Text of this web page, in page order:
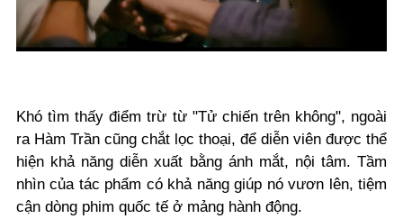
Khó tìm thấy điểm trừ từ "Tử chiến trên không", ngoài
ra Hàm Trần cũng chắt lọc thoại, để diễn viên được thể
hiện khả năng diễn xuất bằng ánh mắt, nội tâm. Tầm
nhìn của tác phẩm có khả năng giúp nó vươn lên, tiệm
cận dòng phim quốc tế ở mảng hành động.